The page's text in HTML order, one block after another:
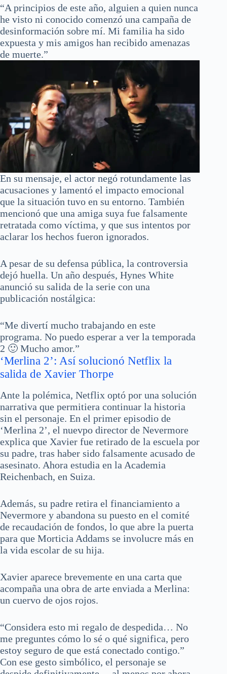
“A principios de este año, alguien a quien nunca
he visto ni conocido comenzó una campaña de
desinformación sobre mí. Mi familia ha sido
expuesta y mis amigos han recibido amenazas
de muerte.”
En su mensaje, el actor negó rotundamente las
acusaciones y lamentó el impacto emocional
que la situación tuvo en su entorno. También
mencionó que una amiga suya fue falsamente
retratada como víctima, y que sus intentos por
aclarar los hechos fueron ignorados.
A pesar de su defensa pública, la controversia
dejó huella. Un año después, Hynes White
anunció su salida de la serie con una
publicación nostálgica:
“Me divertí mucho trabajando en este
programa. No puedo esperar a ver la temporada
2 🙂 Mucho amor.”
‘Merlina 2’: Así solucionó Netflix la
salida de Xavier Thorpe
Ante la polémica, Netflix optó por una solución
narrativa que permitiera continuar la historia
sin el personaje. En el primer episodio de
‘Merlina 2’, el nuevpo director de Nevermore
explica que Xavier fue retirado de la escuela por
su padre, tras haber sido falsamente acusado de
asesinato. Ahora estudia en la Academia
Reichenbach, en Suiza.
Además, su padre retira el financiamiento a
Nevermore y abandona su puesto en el comité
de recaudación de fondos, lo que abre la puerta
para que Morticia Addams se involucre más en
la vida escolar de su hija.
Xavier aparece brevemente en una carta que
acompaña una obra de arte enviada a Merlina:
un cuervo de ojos rojos.
“Considera esto mi regalo de despedida… No
me preguntes cómo lo sé o qué significa, pero
estoy seguro de que está conectado contigo.”
Con ese gesto simbólico, el personaje se